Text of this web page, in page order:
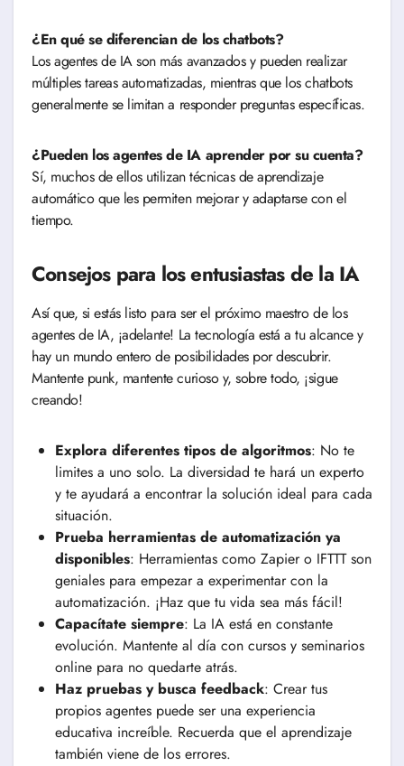
¿En qué se diferencian de los chatbots?
Los agentes de IA son más avanzados y pueden realizar
múltiples tareas automatizadas, mientras que los chatbots
generalmente se limitan a responder preguntas específicas.
¿Pueden los agentes de IA aprender por su cuenta?
Sí, muchos de ellos utilizan técnicas de aprendizaje
automático que les permiten mejorar y adaptarse con el
tiempo.
Consejos para los entusiastas de la IA
Así que, si estás listo para ser el próximo maestro de los
agentes de IA, ¡adelante! La tecnología está a tu alcance y
hay un mundo entero de posibilidades por descubrir.
Mantente punk, mantente curioso y, sobre todo, ¡sigue
creando!
Explora diferentes tipos de algoritmos: No te
limites a uno solo. La diversidad te hará un experto
y te ayudará a encontrar la solución ideal para cada
situación.
Prueba herramientas de automatización ya
disponibles: Herramientas como Zapier o IFTTT son
geniales para empezar a experimentar con la
automatización. ¡Haz que tu vida sea más fácil!
Capacítate siempre: La IA está en constante
evolución. Mantente al día con cursos y seminarios
online para no quedarte atrás.
Haz pruebas y busca feedback: Crear tus
propios agentes puede ser una experiencia
educativa increíble. Recuerda que el aprendizaje
también viene de los errores.